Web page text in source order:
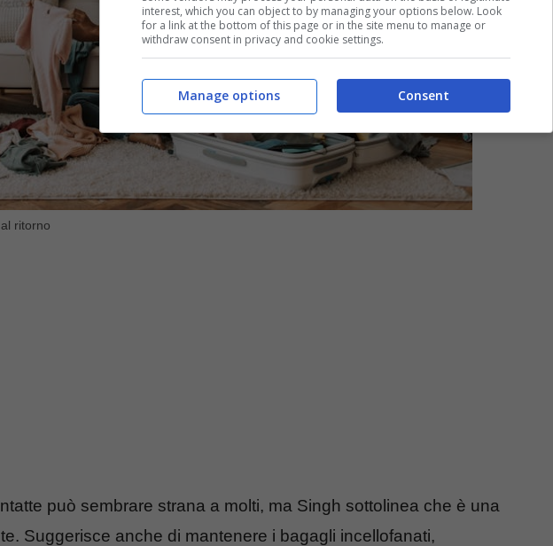
ritorno
può sembrare strana a molti, ma Singh sottolinea che è una
Suggerisce anche di mantenere i bagagli incellofanati,
interest, which you can object to by managing your options below. Look
for a link at the bottom of this page or in the site menu to manage or
withdraw consent in privacy and cookie settings.
Consent
Manage options